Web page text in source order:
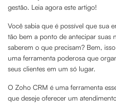
gestão. Leia agora este artigo!
Você sabia que é possível que sua
tão bem a ponto de antecipar suas
saberem o que precisam? Bem,
uma ferramenta poderosa que
seus clientes em um só lugar.
O Zoho CRM é uma ferramenta
que deseje oferecer um